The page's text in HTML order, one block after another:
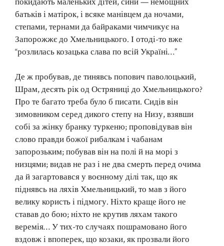
батьків і матірок, і всяке манівцем да ночами,
степами, тернами да байраками чимчикує на
Запорожжє до Хмельницького. І отоді-то вже
“розлилась козацька слава по всій Україні…”
Де ж пробував, де тинявсь попович паволоцький,
Шрам, десять рік од Остряниці до Хмельницького?
Про те багато треба було б писати. Сидів він
зимовником серед дикого степу на Низу, взявши
собі за жінку бранку туркеню; проповідував він
слово правди божої рибалкам і чабанам
запорозьким; побував він на полі й на морі з
низцями; видав не раз і не два смерть перед очима
да й загартовався у воєнному ділі так, що як
піднявсь на ляхів Хмельницький, то мав з його
велику користь і підмогу. Ніхто краще його не
ставав до бою; ніхто не крутив ляхам такого
веремія… У тих-то случаях пошрамовано його
вздовж і впоперек, що козаки, як прозвали його